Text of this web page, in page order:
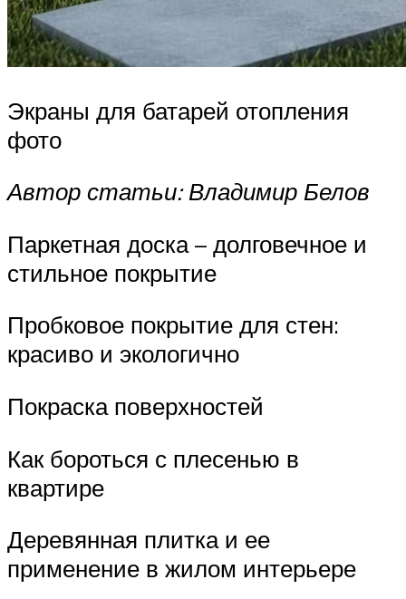
Экраны для батарей отопления
фото
Автор статьи: Владимир Белов
Паркетная доска – долговечное и
стильное покрытие
Пробковое покрытие для стен:
красиво и экологично
Покраска поверхностей
Как бороться с плесенью в
квартире
Деревянная плитка и ее
применение в жилом интерьере